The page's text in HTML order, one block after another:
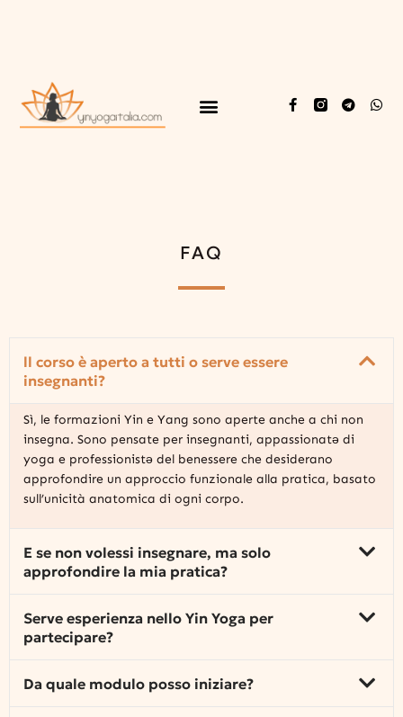
FAQ
ll corso è aperto a tutti o serve essere
insegnanti?
Sì, le formazioni Yin e Yang sono aperte anche a chi non
insegna. Sono pensate per insegnanti, appassionatə di
yoga e professionistə del benessere che desiderano
approfondire un approccio funzionale alla pratica, basato
sull’unicità anatomica di ogni corpo.
E se non volessi insegnare, ma solo
approfondire la mia pratica?
Serve esperienza nello Yin Yoga per
partecipare?
Da quale modulo posso iniziare?